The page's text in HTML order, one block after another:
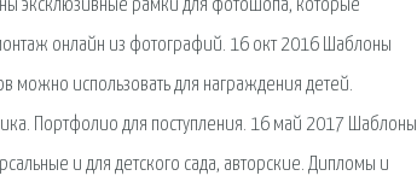
эксклюзивные рамки для фотошопа, которые
онлайн из фотографий. 16 окт 2016 Шаблоны
можно использовать для награждения детей.
Портфолио для поступления. 16 май 2017 Шаблоны
и для детского сада, авторские. Дипломы и